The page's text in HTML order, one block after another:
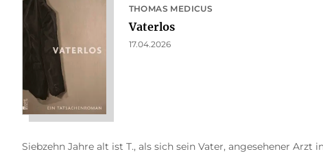
THOMAS MEDICUS
Vaterlos
17.04.2026
Siebzehn Jahre alt ist T., als sich sein Vater, angesehener Arzt